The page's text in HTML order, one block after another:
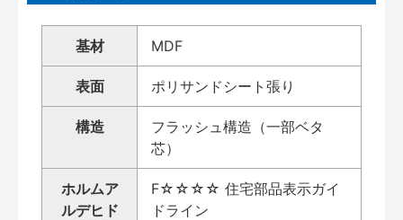
基材 MDF
表面 ポリサンドシート張り
構造
フラッシュ構造（一部ベタ
芯）
ホルムア
ルデヒド
F☆☆☆☆ 住宅部品表示ガイ
ドライン